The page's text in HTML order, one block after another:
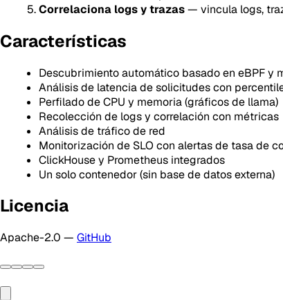
Correlaciona logs y trazas— vincula logs,
Características
Descubrimiento automático basado en eBPF y
Análisis de latencia de solicitudes con
Perfilado de CPU y memoria (gráficos de llama)
Recolección de logs y correlación con métricas
Análisis de tráfico de red
Monitorización de SLO con alertas de tasa de
ClickHouse y Prometheus integrados
Un solo contenedor (sin base de datos externa)
Licencia
Apache-2.0 — GitHub